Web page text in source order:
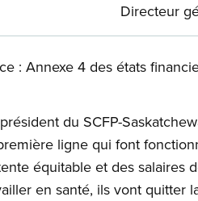
Directeur
: Annexe 4 des états
du SCFP-
ligne qui font
équitable et des salaires
en santé, ils vont quitter